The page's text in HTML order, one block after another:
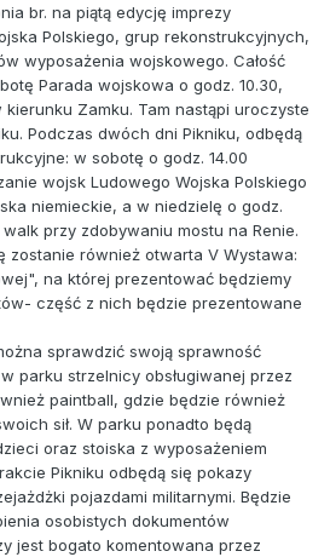
br. na piątą edycję imprezy
Polskiego, grup rekonstrukcyjnych,
wyposażenia wojskowego. Całość
Parada wojskowa o godz. 10.30,
Zamku. Tam nastąpi uroczyste
Podczas dwóch dni Pikniku, odbędą
w sobotę o godz. 14.00
wojsk Ludowego Wojska Polskiego
niemieckie, a w niedzielę o godz.
przy zdobywaniu mostu na Renie.
zostanie również otwarta V Wystawa:
na której prezentować będziemy
część z nich będzie prezentowane
sprawdzić swoją sprawność
parku strzelnicy obsługiwanej przez
paintball, gdzie będzie również
sił. W parku ponadto będą
oraz stoiska z wyposażeniem
Pikniku odbędą się pokazy
pojazdami militarnymi. Będzie
osobistych dokumentów
jest bogato komentowana przez